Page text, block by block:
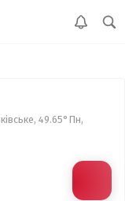
49.65°Пн,